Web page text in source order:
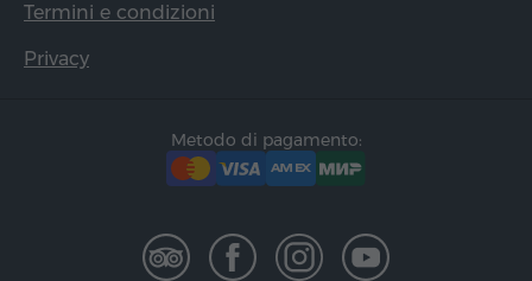
Termini e condizioni
Privacy
Metodo di pagamento: